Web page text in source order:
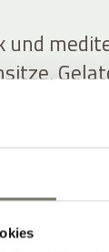
und